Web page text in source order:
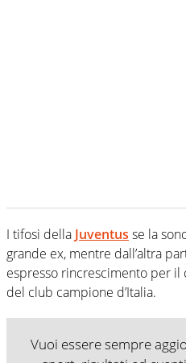
I tifosi della Juventus se la
grande ex, mentre dall’altra
espresso rincrescimento per
del club campione d’Italia.
Vuoi essere sempre